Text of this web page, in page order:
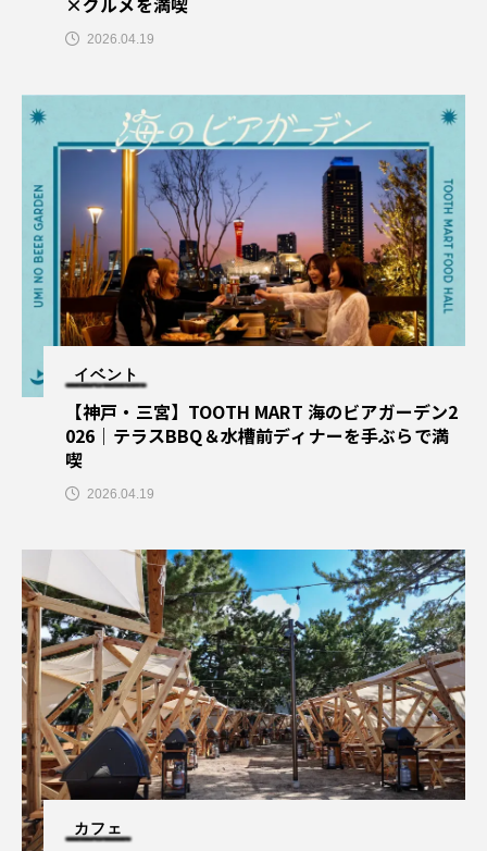
2026.04.19
イベント
【神戸・三宮】TOOTH MART 海のビアガーデン2
026｜テラスBBQ＆水槽前ディナーを手ぶらで満
喫
2026.04.19
カフェ